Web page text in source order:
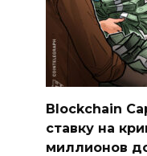
Blockchain
ставку на
миллионов